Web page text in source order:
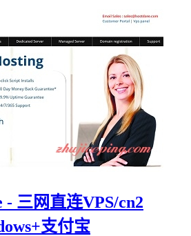
- 三网直连VPS/cn2
支付宝